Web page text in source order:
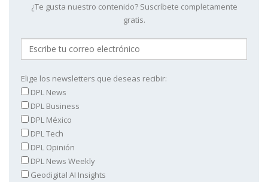
¿Te gusta nuestro contenido? Suscríbete completamente
gratis.
Elige los newsletters que deseas recibir:
DPL News
DPL Business
DPL México
DPL Tech
DPL Opinión
DPL News Weekly
Geodigital AI Insights